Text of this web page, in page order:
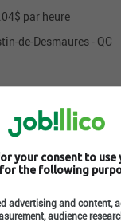
par heure
de-Desmaures - QC
recherche
your consent to use
the following
advertising and content,
audience